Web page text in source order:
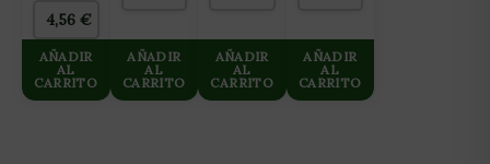
4,56 €
AÑADIR
AL
CARRITO
AÑADIR
AL
CARRITO
AÑADIR
AL
CARRITO
AÑADIR
AL
CARRITO